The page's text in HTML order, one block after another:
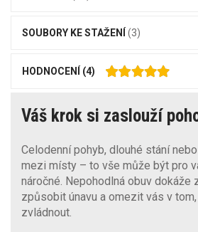
SOUBORY KE STAŽENÍ (3)
HODNOCENÍ (4)
Váš krok si zaslouží
Celodenní pohyb, dlouhé stání
mezi místy – to vše může být pro
náročné. Nepohodlná obuv dokáže
způsobit únavu a omezit vás v
zvládnout.